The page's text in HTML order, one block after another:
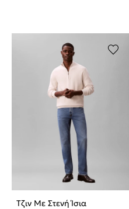
Τζιν Με Στενή Ίσια